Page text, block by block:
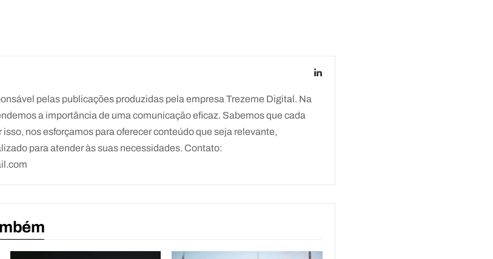
pelas publicações produzidas pela empresa Trezeme Digital. Na
a importância de uma comunicação eficaz. Sabemos que cada
isso, nos esforçamos para oferecer conteúdo que seja relevante,
para atender às suas necessidades. Contato: